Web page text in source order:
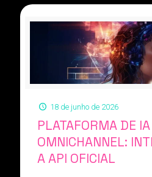
18 de junho de 2026
PLATAFORMA DE IA
OMNICHANNEL:
A API OFICIAL